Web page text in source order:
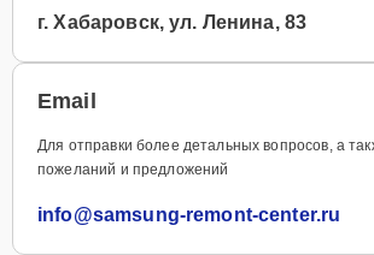
г. Хабаровск, ул. Ленина, 83
Email
Для отправки более детальных вопросов, а
пожеланий и предложений
info@samsung-remont-center.ru